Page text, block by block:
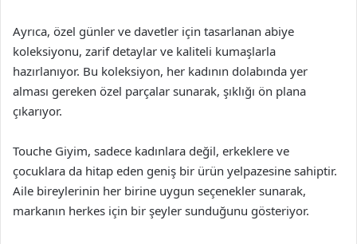
Ayrıca, özel günler ve davetler için tasarlanan abiye
koleksiyonu, zarif detaylar ve kaliteli kumaşlarla
hazırlanıyor. Bu koleksiyon, her kadının dolabında yer
alması gereken özel parçalar sunarak, şıklığı ön plana
çıkarıyor.
Touche Giyim, sadece kadınlara değil, erkeklere ve
çocuklara da hitap eden geniş bir ürün yelpazesine sahiptir.
Aile bireylerinin her birine uygun seçenekler sunarak,
markanın herkes için bir şeyler sunduğunu gösteriyor.